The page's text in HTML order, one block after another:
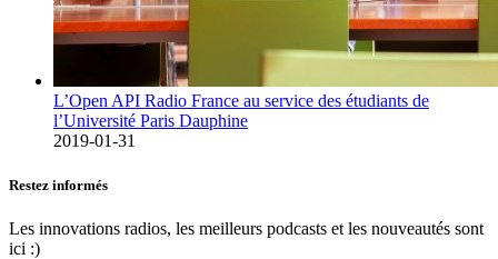
L’Open API Radio France au service des étudiants de
l’Université Paris Dauphine
2019-01-31
Restez informés
Les innovations radios, les meilleurs podcasts et les nouveautés sont
ici :)